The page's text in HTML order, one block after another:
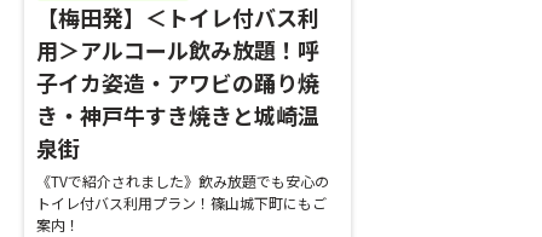
【梅田発】＜トイレ付バス利
用＞アルコール飲み放題！呼
子イカ姿造・アワビの踊り焼
き・神戸牛すき焼きと城崎温
泉街
《TVで紹介されました》飲み放題でも安心の
トイレ付バス利用プラン！篠山城下町にもご
案内！